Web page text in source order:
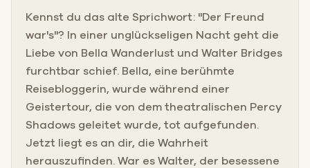
Kennst du das alte Sprichwort: "Der Freund
war's"? In einer unglückseligen Nacht geht die
Liebe von Bella Wanderlust und Walter Bridges
furchtbar schief. Bella, eine berühmte
Reisebloggerin, wurde während einer
Geistertour, die von dem theatralischen Percy
Shadows geleitet wurde, tot aufgefunden.
Jetzt liegt es an dir, die Wahrheit
herauszufinden. War es Walter, der besessene